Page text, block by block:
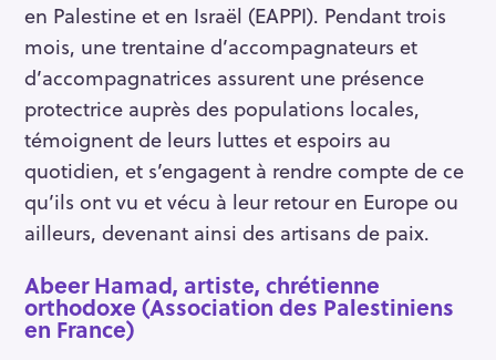
en Palestine et en Israël (EAPPI). Pendant trois
mois, une trentaine d’accompagnateurs et
d’accompagnatrices assurent une présence
protectrice auprès des populations locales,
témoignent de leurs luttes et espoirs au
quotidien, et s’engagent à rendre compte de ce
qu’ils ont vu et vécu à leur retour en Europe ou
ailleurs, devenant ainsi des artisans de paix.
Abeer Hamad, artiste, chrétienne
orthodoxe (Association des Palestiniens
en France)